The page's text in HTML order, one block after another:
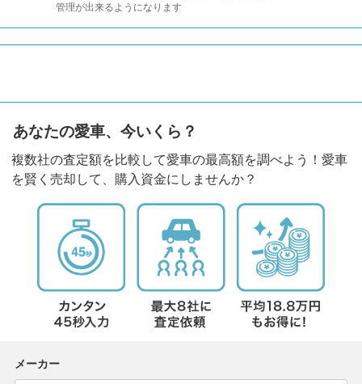
管理が出来るようになります
あなたの愛車、今いくら？
複数社の査定額を比較して愛車の最高額を調べよう！愛車
を賢く売却して、購入資金にしませんか？
メーカー